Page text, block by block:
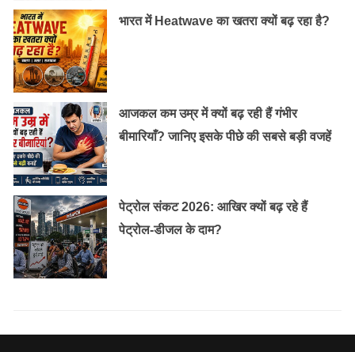
भारत में Heatwave का खतरा क्यों बढ़ रहा है?
आजकल कम उम्र में क्यों बढ़ रही हैं गंभीर
बीमारियाँ? जानिए इसके पीछे की सबसे बड़ी वजहें
पेट्रोल संकट 2026: आखिर क्यों बढ़ रहे हैं
पेट्रोल-डीजल के दाम?